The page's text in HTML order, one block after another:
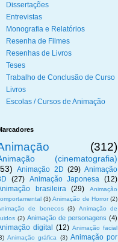
Dissertações
Entrevistas
Monografia e Relatórios
Resenha de Filmes
Resenhas de Livros
Teses
Trabalho de Conclusão de Curso
Livros
Escolas / Cursos de Animação
(312)
(cinematografia)
Animação 2D (29) Animação
(27) Animação Japonesa (12)
brasileira
(29)
Animação
(3) Animação de Horror (2)
de bonecos (3)
Animação de
(2) Animação de personagens (4)
digital (12) Animação facial
Animação gráfica (3) Animação por